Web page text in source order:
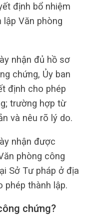
định bổ nhiệm
Văn phòng
nhận đủ hồ sơ
chứng, Ủy ban
định cho phép
trường hợp từ
và nêu rõ lý do.
nhận được
phòng công
Sở Tư pháp ở địa
phép thành lập.
chứng?